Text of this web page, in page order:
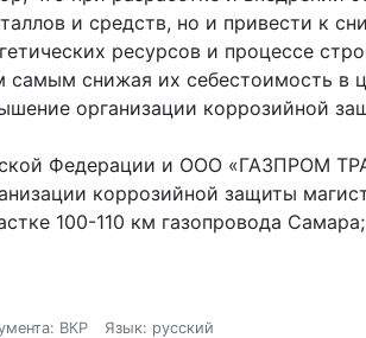
и средств, но и привести к
ресурсов и процессе
самым снижая их себестоимость в
организации коррозийной
Федерации и ООО «ГАЗПРОМ
коррозийной защиты
100-110 км газопровода Самара;
ВКР Язык: русский